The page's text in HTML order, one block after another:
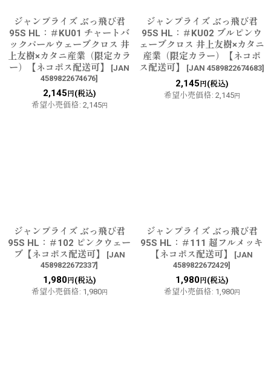
ジャンプライズ ぶっ飛び君
95S HL：＃KU01 チャートバ
ックパールウェーブクロス 井
上友樹×カタニ産業（限定カラ
ー）【ネコポス配送可】
[JAN
4589822674676]
2,145 円(税込)
希望小売価格: 2,145円
ジャンプライズ ぶっ飛び君
95S HL：＃KU02 ブルピンウ
ェーブクロス 井上友樹×カタニ
産業（限定カラー）【ネコポ
ス配送可】
[JAN 4589822674683]
2,145 円(税込)
希望小売価格: 2,145円
ジャンプライズ ぶっ飛び君
95S HL：＃102 ピンクウェー
ブ【ネコポス配送可】
[JAN
4589822672337]
1,980円(税込)
希望小売価格: 1,980円
ジャンプライズ ぶっ飛び君
95S HL：＃111 超フルメッキ
【ネコポス配送可】
[JAN
4589822672429]
1,980円(税込)
希望小売価格: 1,980円